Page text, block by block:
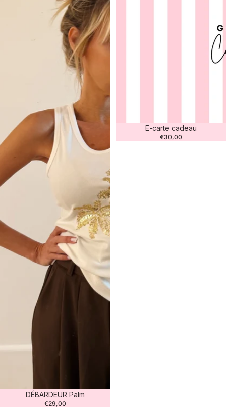
DÉBARDEUR Palm
€29,00
E-carte cadeau
€30,00